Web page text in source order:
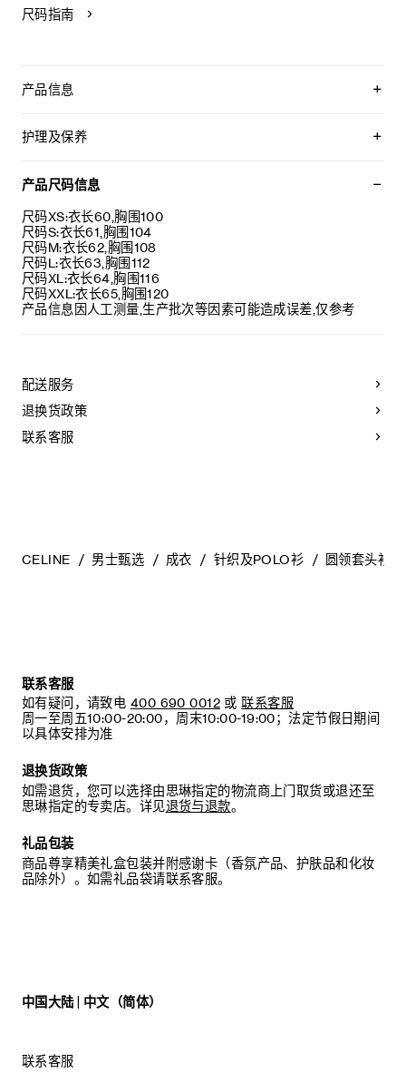
尺码指南
产品信息
TRIOMPHE刺绣
长插肩袖
意大利制造
编号：2AC85048T.19BR
护理及保养
仅使用不含漂白剂的洗衣产品。
最高熨烫温度：110°C / 230°F
不可使用蒸汽。
本品可用芳香化合物进行轻柔干洗。
产品尺码信息
尺码XS:衣长60,胸围100
尺码S:衣长61,胸围104
尺码M:衣长62,胸围108
尺码L:衣长63,胸围112
尺码XL:衣长64,胸围116
尺码XXL:衣长65,胸围120
产品信息因人工测量,生产批次等因素可能造成误差,仅参考
配送服务
退换货政策
联系客服
CELINE 男士甄选 成衣 针织及POLO衫 圆领套头衫
联系客服
如有疑问，请致电 400 690 0012 或 联系客服
周一至周五10:00-20:00，周末10:00-19:00；法定节假日期间
以具体安排为准
退换货政策
如需退货，您可以选择由思琳指定的物流商上门取货或退还至
思琳指定的专卖店。详见退货与退款。
礼品包装
商品尊享精美礼盒包装并附感谢卡（香氛产品、护肤品和化妆
品除外）。如需礼品袋请联系客服。
中国大陆 | 中文（简体）
联系客服